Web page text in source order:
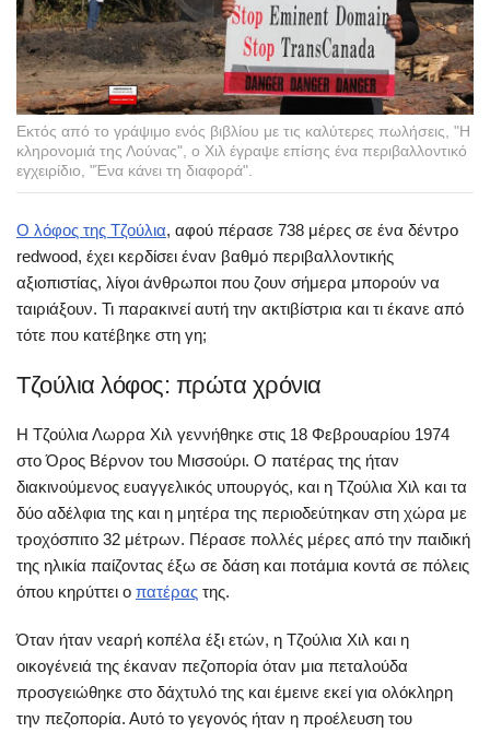
Εκτός από το γράψιμο ενός βιβλίου με τις καλύτερες πωλήσεις, "Η
κληρονομιά της Λούνας", ο Χιλ έγραψε επίσης ένα περιβαλλοντικό
εγχειρίδιο, "Ένα κάνει τη διαφορά".
Ο λόφος της Τζούλια, αφού πέρασε 738 μέρες σε ένα δέντρο
redwood, έχει κερδίσει έναν βαθμό περιβαλλοντικής
αξιοπιστίας, λίγοι άνθρωποι που ζουν σήμερα μπορούν να
ταιριάξουν. Τι παρακινεί αυτή την ακτιβίστρια και τι έκανε από
τότε που κατέβηκε στη γη;
Τζούλια λόφος: πρώτα χρόνια
Η Τζούλια Λωρρα Χιλ γεννήθηκε στις 18 Φεβρουαρίου 1974
στο Όρος Βέρνον του Μισσούρι. Ο πατέρας της ήταν
διακινούμενος ευαγγελικός υπουργός, και η Τζούλια Χιλ και τα
δύο αδέλφια της και η μητέρα της περιοδεύτηκαν στη χώρα με
τροχόσπιτο 32 μέτρων. Πέρασε πολλές μέρες από την παιδική
της ηλικία παίζοντας έξω σε δάση και ποτάμια κοντά σε πόλεις
όπου κηρύττει ο πατέρας της.
Όταν ήταν νεαρή κοπέλα έξι ετών, η Τζούλια Χιλ και η
οικογένειά της έκαναν πεζοπορία όταν μια πεταλούδα
προσγειώθηκε στο δάχτυλό της και έμεινε εκεί για ολόκληρη
την πεζοπορία. Αυτό το γεγονός ήταν η προέλευση του